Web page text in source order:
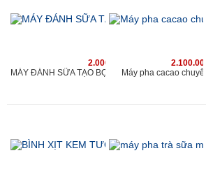
2.000.000 vnđ
Máy pha cacao